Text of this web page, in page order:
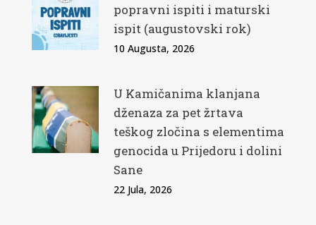
popravni ispiti i maturski
ispit (augustovski rok)
10 Augusta, 2026
U Kamičanima klanjana
dženaza za pet žrtava
teškog zločina s elementima
genocida u Prijedoru i dolini
Sane
22 Jula, 2026